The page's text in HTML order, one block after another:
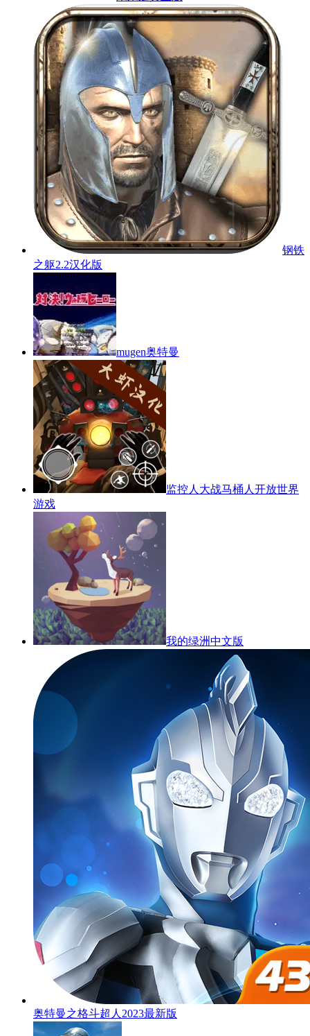
钢铁
之躯2.2汉化版
mugen奥特曼
监控人大战马桶人开放世界
游戏
我的绿洲中文版
奥特曼之格斗超人2023最新版